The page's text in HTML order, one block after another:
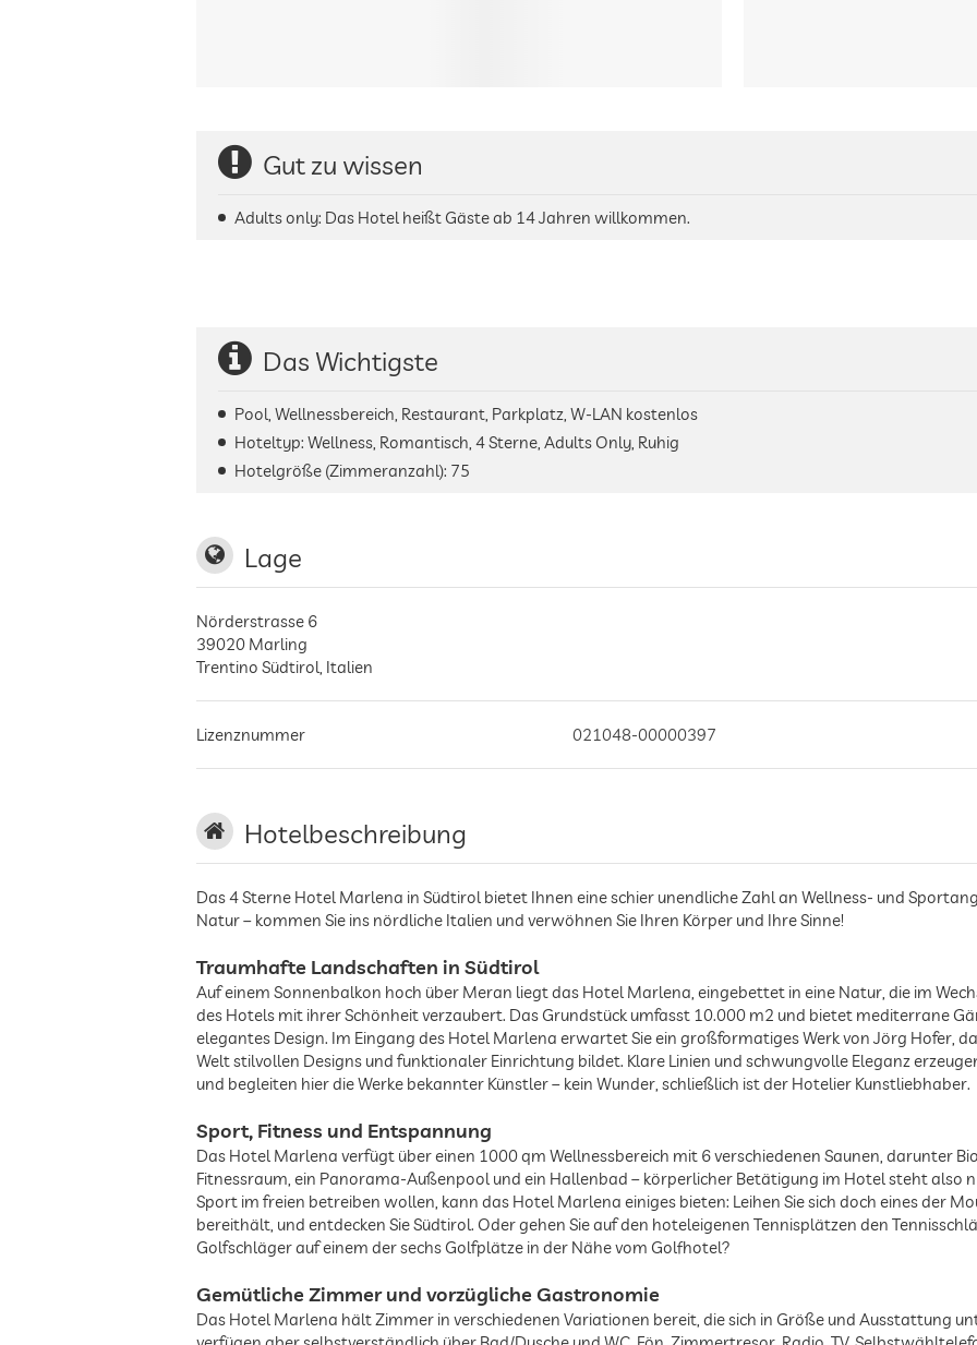
Gut zu wissen
Adults only: Das Hotel heißt Gäste ab 14 Jahren willkommen.
Das Wichtigste
Pool, Wellnessbereich, Restaurant, Parkplatz, W-LAN kostenlos
Hoteltyp: Wellness, Romantisch, 4 Sterne, Adults Only, Ruhig
Hotelgröße (Zimmeranzahl): 75
Lage
Nörderstrasse 6
39020 Marling
Trentino Südtirol, Italien
Lizenznummer 021048-00000397
Hotelbeschreibung
Das 4 Sterne Hotel Marlena in Südtirol bietet Ihnen eine schier unendliche Zahl an Wellness- und
Natur – kommen Sie ins nördliche Italien und verwöhnen Sie Ihren Körper und Ihre Sinne!
Traumhafte Landschaften in Südtirol
Auf einem Sonnenbalkon hoch über Meran liegt das Hotel Marlena, eingebettet in eine Natur, die im
des Hotels mit ihrer Schönheit verzaubert. Das Grundstück umfasst 10.000 m2 und bietet mediterrane
elegantes Design. Im Eingang des Hotel Marlena erwartet Sie ein großformatiges Werk von Jörg Hofer,
Welt stilvollen Designs und funktionaler Einrichtung bildet. Klare Linien und schwungvolle Eleganz
und begleiten hier die Werke bekannter Künstler – kein Wunder, schließlich ist der Hotelier Kunstliebhaber.
Sport, Fitness und Entspannung
Das Hotel Marlena verfügt über einen 1000 qm Wellnessbereich mit 6 verschiedenen Saunen, darunter
Fitnessraum, ein Panorama-Außenpool und ein Hallenbad – körperlicher Betätigung im Hotel steht also
Sport im freien betreiben wollen, kann das Hotel Marlena einiges bieten: Leihen Sie sich doch eines der
bereithält, und entdecken Sie Südtirol. Oder gehen Sie auf den hoteleigenen Tennisplätzen den
Golfschläger auf einem der sechs Golfplätze in der Nähe vom Golfhotel?
Gemütliche Zimmer und vorzügliche Gastronomie
Das Hotel Marlena hält Zimmer in verschiedenen Variationen bereit, die sich in Größe und Ausstattung